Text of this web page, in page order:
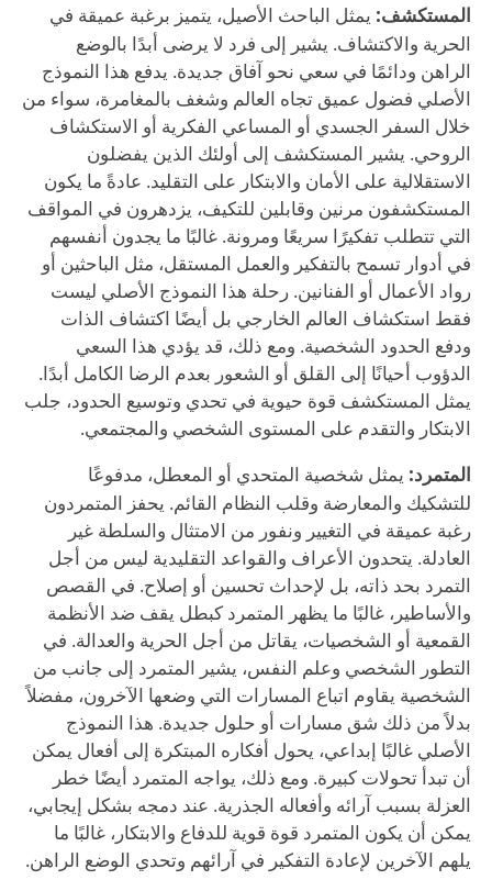
المستكشف: يمثل الباحث الأصيل، يتميز برغبة عميقة في
الحرية والاكتشاف. يشير إلى فرد لا يرضى أبدًا بالوضع
الراهن ودائمًا في سعي نحو آفاق جديدة. يدفع هذا النموذج
الأصلي فضول عميق تجاه العالم وشغف بالمغامرة، سواء من
خلال السفر الجسدي أو المساعي الفكرية أو الاستكشاف
الروحي. يشير المستكشف إلى أولئك الذين يفضلون
الاستقلالية على الأمان والابتكار على التقليد. عادةً ما يكون
المستكشفون مرنين وقابلين للتكيف، يزدهرون في المواقف
التي تتطلب تفكيرًا سريعًا ومرونة. غالبًا ما يجدون أنفسهم
في أدوار تسمح بالتفكير والعمل المستقل، مثل الباحثين أو
رواد الأعمال أو الفنانين. رحلة هذا النموذج الأصلي ليست
فقط استكشاف العالم الخارجي بل أيضًا اكتشاف الذات
ودفع الحدود الشخصية. ومع ذلك، قد يؤدي هذا السعي
الدؤوب أحيانًا إلى القلق أو الشعور بعدم الرضا الكامل أبدًا.
يمثل المستكشف قوة حيوية في تحدي وتوسيع الحدود، جلب
الابتكار والتقدم على المستوى الشخصي والمجتمعي.
المتمرد: يمثل شخصية المتحدي أو المعطل، مدفوعًا
للتشكيك والمعارضة وقلب النظام القائم. يحفز المتمردون
رغبة عميقة في التغيير ونفور من الامتثال والسلطة غير
العادلة. يتحدون الأعراف والقواعد التقليدية ليس من أجل
التمرد بحد ذاته، بل لإحداث تحسين أو إصلاح. في القصص
والأساطير، غالبًا ما يظهر المتمرد كبطل يقف ضد الأنظمة
القمعية أو الشخصيات، يقاتل من أجل الحرية والعدالة. في
التطور الشخصي وعلم النفس، يشير المتمرد إلى جانب من
الشخصية يقاوم اتباع المسارات التي وضعها الآخرون، مفضلاً
بدلاً من ذلك شق مسارات أو حلول جديدة. هذا النموذج
الأصلي غالبًا إبداعي، يحول أفكاره المبتكرة إلى أفعال يمكن
أن تبدأ تحولات كبيرة. ومع ذلك، يواجه المتمرد أيضًا خطر
العزلة بسبب آرائه وأفعاله الجذرية. عند دمجه بشكل إيجابي،
يمكن أن يكون المتمرد قوة قوية للدفاع والابتكار، غالبًا ما
يلهم الآخرين لإعادة التفكير في آرائهم وتحدي الوضع الراهن.